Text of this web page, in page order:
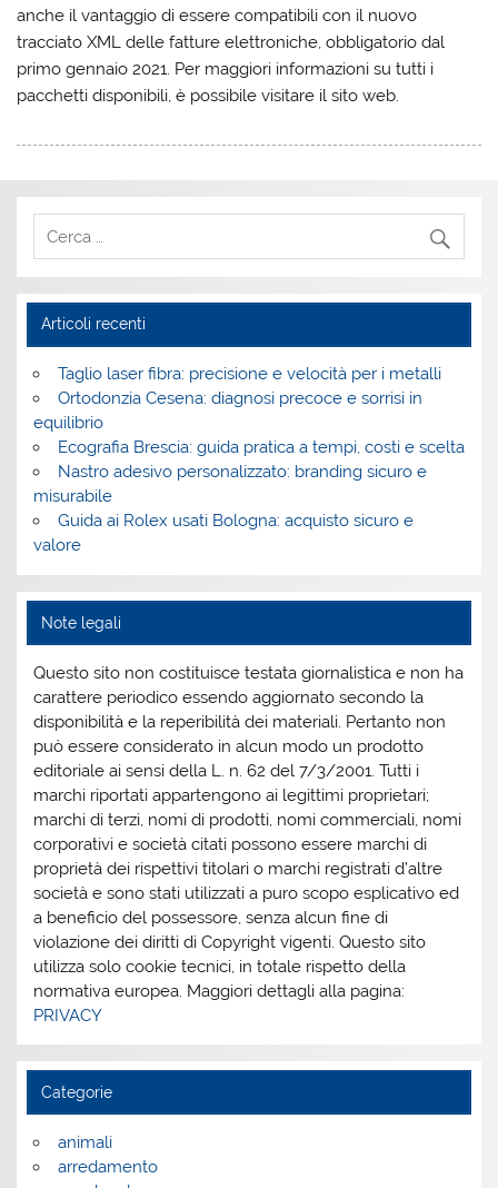
anche il vantaggio di essere compatibili con il nuovo
tracciato XML delle fatture elettroniche, obbligatorio dal
primo gennaio 2021. Per maggiori informazioni su tutti i
pacchetti disponibili, è possibile visitare il sito web.
Articoli recenti
Taglio laser fibra: precisione e velocità per i metalli
Ortodonzia Cesena: diagnosi precoce e sorrisi in
equilibrio
Ecografia Brescia: guida pratica a tempi, costi e scelta
Nastro adesivo personalizzato: branding sicuro e
misurabile
Guida ai Rolex usati Bologna: acquisto sicuro e
valore
Note legali
Questo sito non costituisce testata giornalistica e non ha
carattere periodico essendo aggiornato secondo la
disponibilità e la reperibilità dei materiali. Pertanto non
può essere considerato in alcun modo un prodotto
editoriale ai sensi della L. n. 62 del 7/3/2001. Tutti i
marchi riportati appartengono ai legittimi proprietari;
marchi di terzi, nomi di prodotti, nomi commerciali, nomi
corporativi e società citati possono essere marchi di
proprietà dei rispettivi titolari o marchi registrati d’altre
società e sono stati utilizzati a puro scopo esplicativo ed
a beneficio del possessore, senza alcun fine di
violazione dei diritti di Copyright vigenti. Questo sito
utilizza solo cookie tecnici, in totale rispetto della
normativa europea. Maggiori dettagli alla pagina:
PRIVACY
Categorie
animali
arredamento